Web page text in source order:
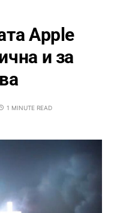
Apple
и за
1 MINUTE READ